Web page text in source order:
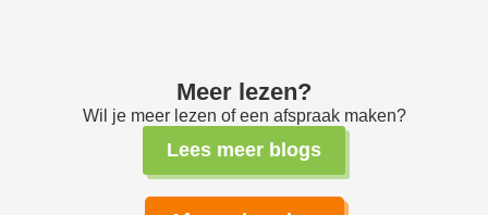
Meer lezen?
Wil je meer lezen of een afspraak maken?
Lees meer blogs